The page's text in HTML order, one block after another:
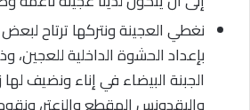
نغطي العجينة ونتركها ترتاح
بإعداد الحشوة الداخلية
الجبنة البيضاء في إناء ونضيف لها